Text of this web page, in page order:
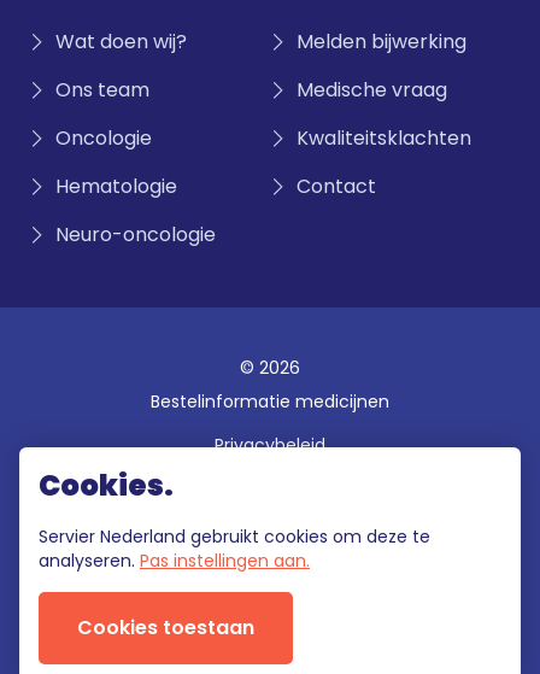
Wat doen wij?
Ons team
Oncologie
Hematologie
Neuro-oncologie
Melden bijwerking
Medische vraag
Kwaliteitsklachten
Contact
© 2026
Bestelinformatie medicijnen
Privacybeleid
Gebruiksvoorwaarden
Klokkenluidersregeling
Deze site wordt onderhouden door Servier Nederland die als enige
Cookies.
Servier Nederland gebruikt cookies om deze te
analyseren. Pas instellingen aan.
Cookies toestaan